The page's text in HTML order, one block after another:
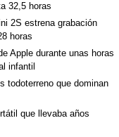
32,5 horas
2S estrena grabación
horas
Apple durante unas horas
infantil
todoterreno que dominan
que llevaba años